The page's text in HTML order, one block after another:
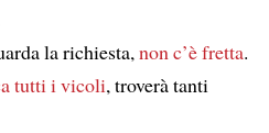
la richiesta, non c’è fretta.
tutti i vicoli, troverà tanti